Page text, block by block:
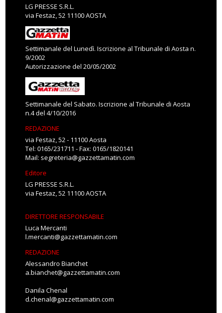
LG PRESSE S.R.L.
via Festaz, 52 11100 AOSTA
Settimanale del Lunedì. Iscrizione al Tribunale di Aosta n.
9/2002
Autorizzazione del 20/05/2002
Settimanale del Sabato. Iscrizione al Tribunale di Aosta
n.4 del 4/10/2016
REDAZIONE
via Festaz, 52 - 11100 Aosta
Tel: 0165/231711 - Fax: 0165/1820141
Mail: segreteria@gazzettamatin.com
Editore
LG PRESSE S.R.L.
via Festaz, 52 11100 AOSTA
DIRETTORE RESPONSABILE
Luca Mercanti
l.mercanti@gazzettamatin.com
REDAZIONE
Alessandro Bianchet
a.bianchet@gazzettamatin.com
Danila Chenal
d.chenal@gazzettamatin.com